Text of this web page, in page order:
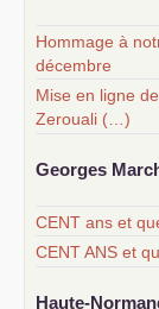
Hommage à
décembre
Mise en ligne
Zerouali (…)
Georges
CENT ans et
CENT ANS et
Haute-